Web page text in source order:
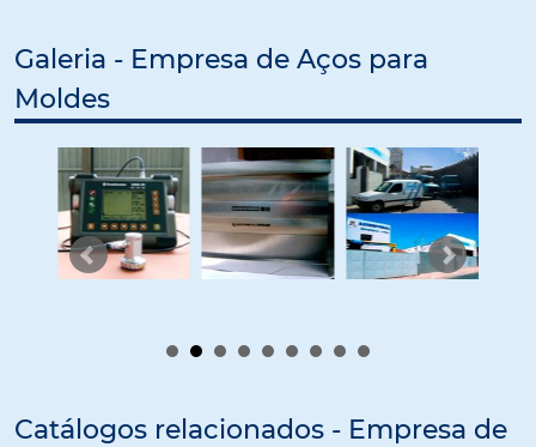
Galeria - Empresa de Aços para
Moldes
Catálogos relacionados - Empresa de